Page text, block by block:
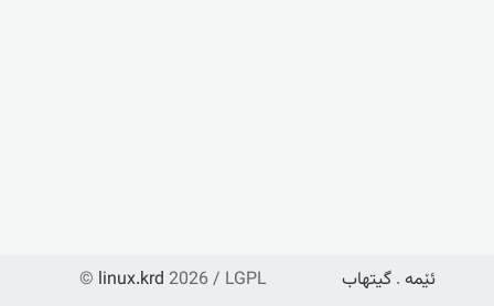
© linux.krd 2026 / LGPL ئێمە . گیتهاب